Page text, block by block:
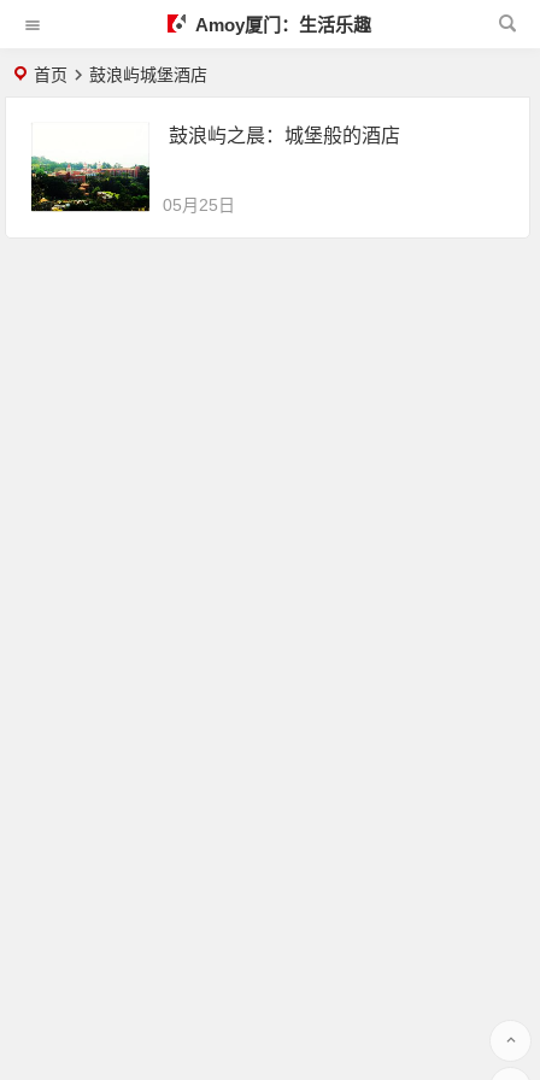
Amoy厦门：生活乐趣
首页 鼓浪屿城堡酒店
鼓浪屿之晨：城堡般的酒店
05月25日